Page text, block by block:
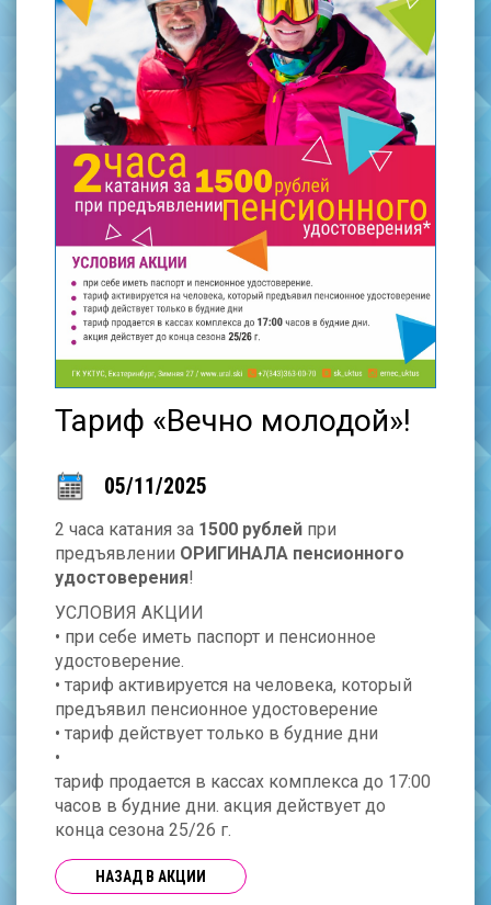
Тариф «Вечно молодой»!
05/11/2025
2 часа катания за 1500 рублей при
предъявлении ОРИГИНАЛА пенсионного
удостоверения!
УСЛОВИЯ АКЦИИ
• при себе иметь паспорт и пенсионное
удостоверение.
• тариф активируется на человека, который
предъявил пенсионное удостоверение
• тариф действует только в будние дни
•
тариф продается в кассах комплекса до 17:00
часов в будние дни. акция действует до
конца сезона 25/26 г.
НАЗАД В АКЦИИ